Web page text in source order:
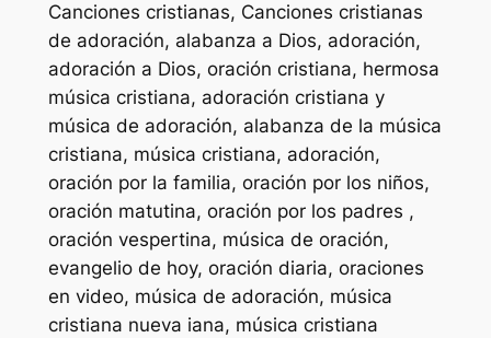
Canciones cristianas, Canciones cristianas
de adoración, alabanza a Dios, adoración,
adoración a Dios, oración cristiana, hermosa
música cristiana, adoración cristiana y
música de adoración, alabanza de la música
cristiana, música cristiana, adoración,
oración por la familia, oración por los niños,
oración matutina, oración por los padres ,
oración vespertina, música de oración,
evangelio de hoy, oración diaria, oraciones
en video, música de adoración, música
cristiana nueva iana, música cristiana